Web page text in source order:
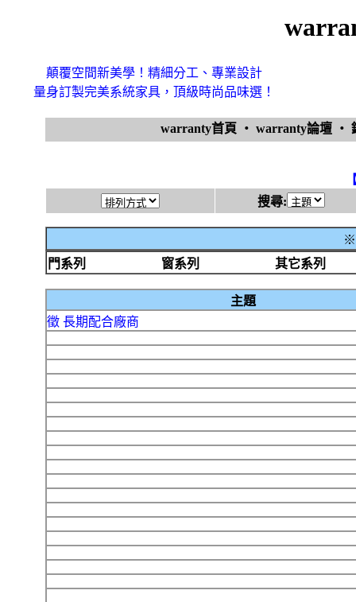
顛覆空間新美學！精細分工、專業設計
量身訂製完美系統家具，頂級時尚品味選！
warranty首頁 ‧ warranty論壇 ‧
搜尋:
※
門系列
窗系列 其它系列
主題
徵 長期配合廠商